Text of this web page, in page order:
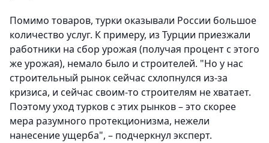
Помимо товаров, турки оказывали России большое
количество услуг. К примеру, из Турции приезжали
работники на сбор урожая (получая процент с этого
же урожая), немало было и строителей. "Но у нас
строительный рынок сейчас схлопнулся из-за
кризиса, и сейчас своим-то строителям не хватает.
Поэтому уход турков с этих рынков – это скорее
мера разумного протекционизма, нежели
нанесение ущерба", – подчеркнул эксперт.